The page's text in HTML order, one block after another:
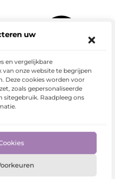
uw
en vergelijkbare
onze website te begrijpen
Deze cookies worden voor
zoals gepersonaliseerde
sitegebruik. Raadpleeg ons
en vrije
Rechten
Relatie
Sport
Tweewielers